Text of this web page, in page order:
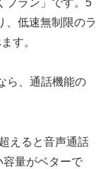
、低速無制限のラ
す。
ら、通話機能の
えると音声通話
容量がベターで